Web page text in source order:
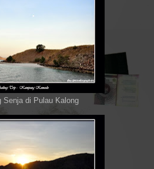
Senja di Pulau Kalong